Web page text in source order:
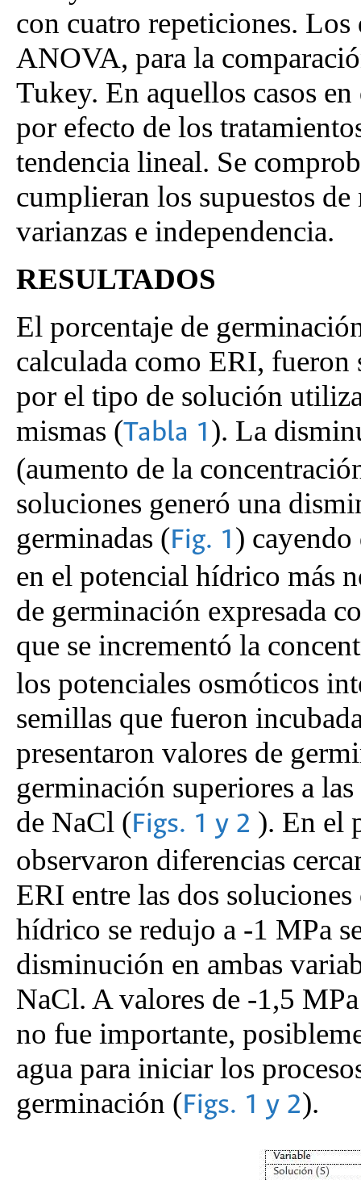
con cuatro repeticiones. Los
ANOVA, para la
Tukey. En aquellos casos
por efecto de los
tendencia lineal. Se
cumplieran los supuestos
varianzas e independencia.
RESULTADOS
El porcentaje de
calculada como ERI,
por el tipo de solución
mismas (Tabla 1). La
(aumento de la
soluciones generó una
germinadas (Fig. 1)
en el potencial hídrico más
de germinación expresada
que se incrementó la
los potenciales osmóticos
semillas que fueron
presentaron valores de
germinación superiores a
de NaCl (Figs. 1 y 2 ). En el
observaron diferencias
ERI entre las dos
hídrico se redujo a -1 MPa
disminución en ambas
NaCl. A valores de -1,5
no fue importante,
agua para iniciar los
germinación (Figs. 1 y 2).